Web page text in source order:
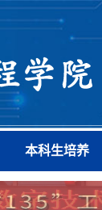
本科生培养